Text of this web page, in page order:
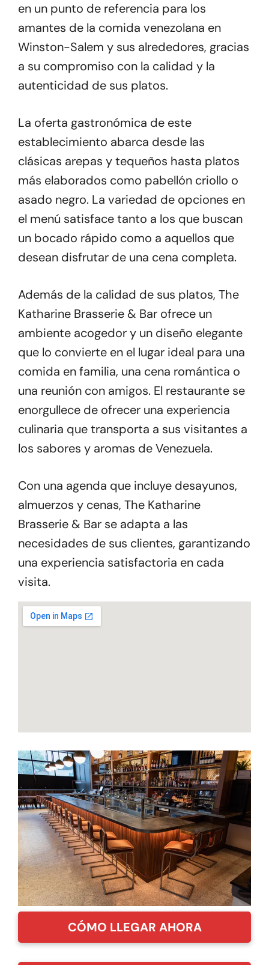
en un punto de referencia para los
amantes de la comida venezolana en
Winston-Salem y sus alrededores, gracias
a su compromiso con la calidad y la
autenticidad de sus platos.
La oferta gastronómica de este
establecimiento abarca desde las
clásicas arepas y tequeños hasta platos
más elaborados como pabellón criollo o
asado negro. La variedad de opciones en
el menú satisface tanto a los que buscan
un bocado rápido como a aquellos que
desean disfrutar de una cena completa.
Además de la calidad de sus platos, The
Katharine Brasserie & Bar ofrece un
ambiente acogedor y un diseño elegante
que lo convierte en el lugar ideal para una
comida en familia, una cena romántica o
una reunión con amigos. El restaurante se
enorgullece de ofrecer una experiencia
culinaria que transporta a sus visitantes a
los sabores y aromas de Venezuela.
Con una agenda que incluye desayunos,
almuerzos y cenas, The Katharine
Brasserie & Bar se adapta a las
necesidades de sus clientes, garantizando
una experiencia satisfactoria en cada
visita.
CÓMO LLEGAR AHORA